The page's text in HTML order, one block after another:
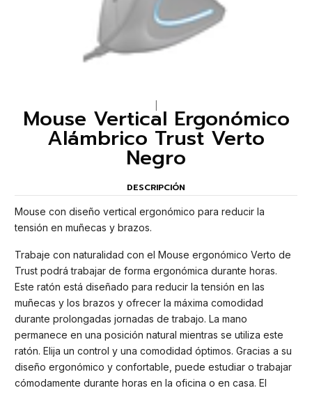
Mouse Vertical Ergonómico
Alámbrico Trust Verto
Negro
DESCRIPCIÓN
Mouse con diseño vertical ergonómico para reducir la
tensión en muñecas y brazos.
Trabaje con naturalidad con el Mouse ergonómico Verto de
Trust podrá trabajar de forma ergonómica durante horas.
Este ratón está diseñado para reducir la tensión en las
muñecas y los brazos y ofrecer la máxima comodidad
durante prolongadas jornadas de trabajo. La mano
permanece en una posición natural mientras se utiliza este
ratón. Elija un control y una comodidad óptimos. Gracias a su
diseño ergonómico y confortable, puede estudiar o trabajar
cómodamente durante horas en la oficina o en casa. El